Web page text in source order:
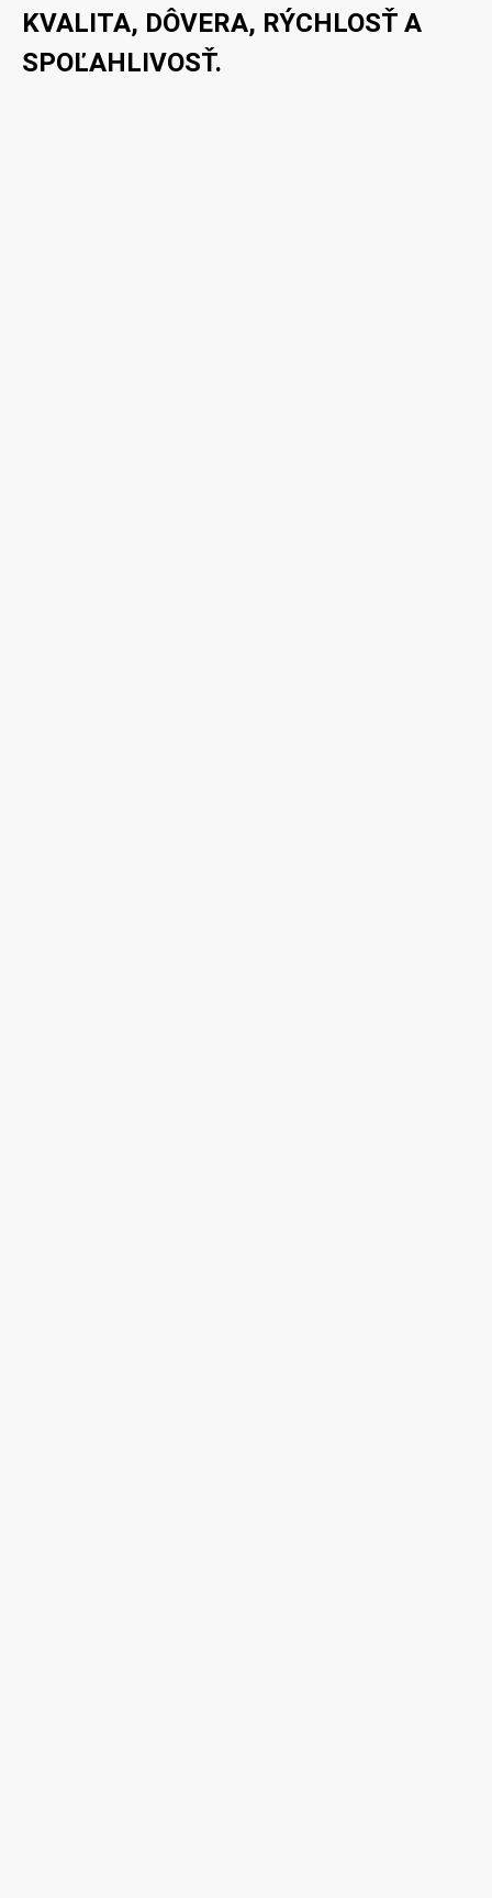
KVALITA, DÔVERA, RÝCHLOSŤ A
SPOĽAHLIVOSŤ.